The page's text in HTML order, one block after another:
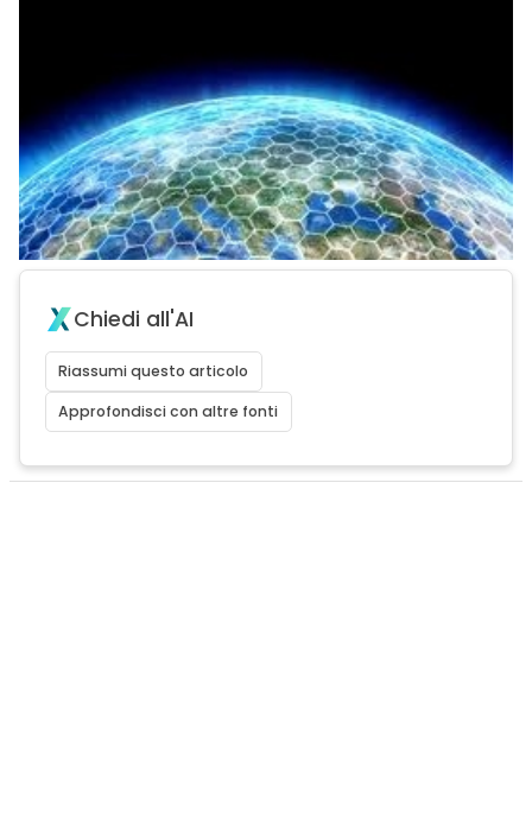
Chiedi all'AI
Riassumi questo articolo
Approfondisci con altre fonti